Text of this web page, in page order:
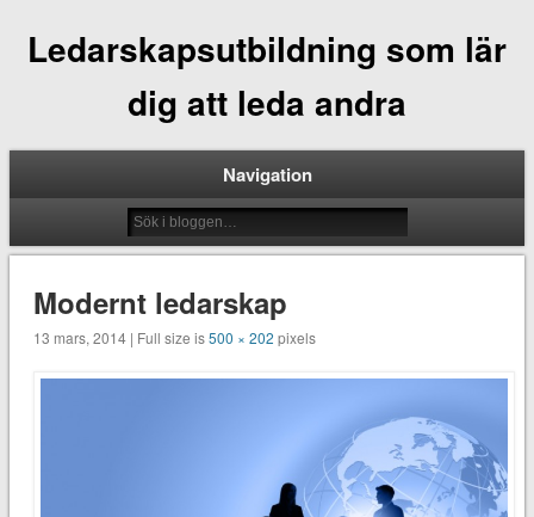
Ledarskapsutbildning som lär
dig att leda andra
Navigation
Modernt ledarskap
13 mars, 2014 | Full size is500 × 202 pixels